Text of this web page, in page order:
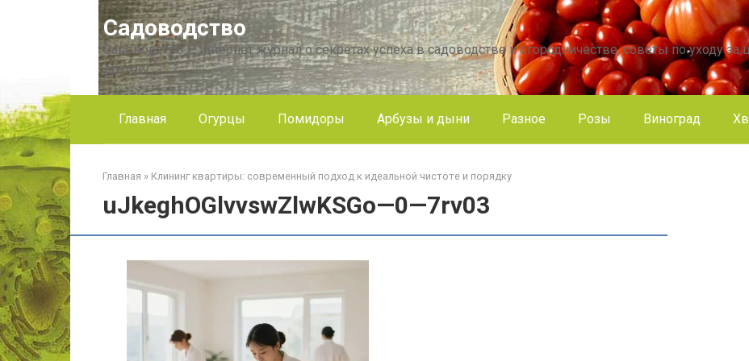
Садоводство
Садоводство — интернет журнал о секретах успеха в садоводстве и огородничестве, советы по уходу за
другое!
Главная Огурцы Помидоры Арбузы и дыни Разное Розы Виноград
Главная » Клининг квартиры: современный подход к идеальной чистоте и порядку
uJkeghOGlvvswZlwKSGo—0—7rv03